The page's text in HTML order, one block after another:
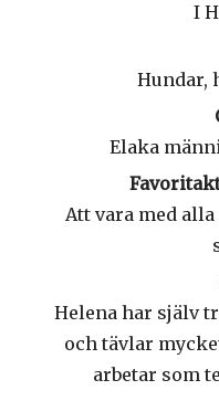
I
Hundar,
Elaka
Att vara med
Helena har själv
och tävlar
arbetar som